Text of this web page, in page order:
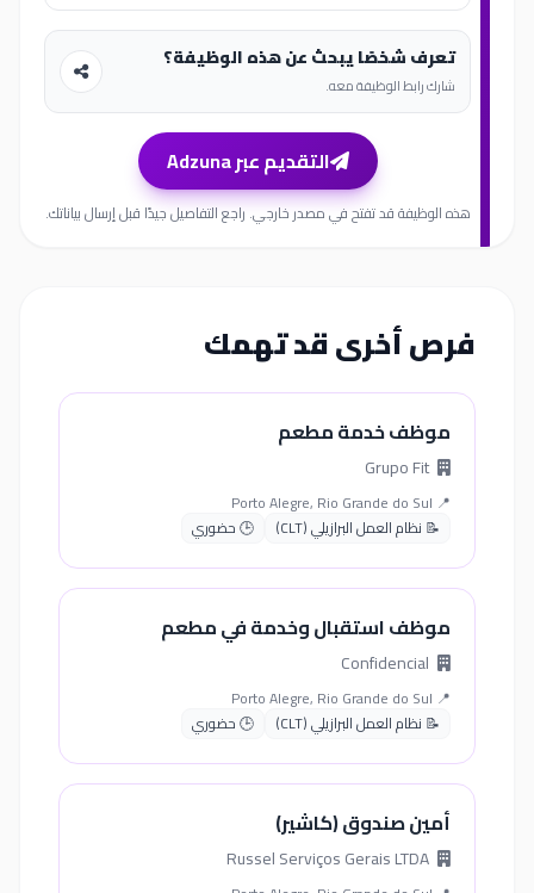
تعرف شخصًا يبحث عن هذه الوظيفة؟
شارك رابط الوظيفة معه.
التقديم عبر Adzuna
هذه الوظيفة قد تفتح في مصدر خارجي. راجع التفاصيل جيدًا قبل إرسال بياناتك.
فرص أخرى قد تهمك
موظف خدمة مطعم
Grupo Fit
📍 Porto Alegre, Rio Grande do Sul
📝 نظام العمل البرازيلي (CLT)
🕒 حضوري
موظف استقبال وخدمة في مطعم
📍 Porto Alegre, Rio Grande do Sul
📝 نظام العمل البرازيلي (CLT)
🕒 حضوري
أمين صندوق (كاشير)